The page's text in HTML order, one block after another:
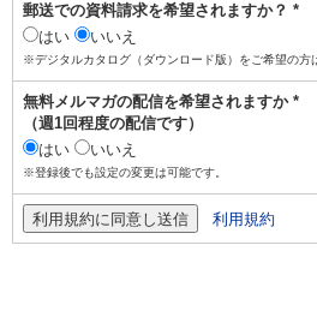
郵送での資料請求を希望されますか？ *
はい
いいえ
※デジタルカタログ（ダウンロード版）をご希望の方
無料メルマガの配信を希望されますか *
（週1回程度の配信です）
はい
いいえ
※登録後でも設定の変更は可能です。
利用規約